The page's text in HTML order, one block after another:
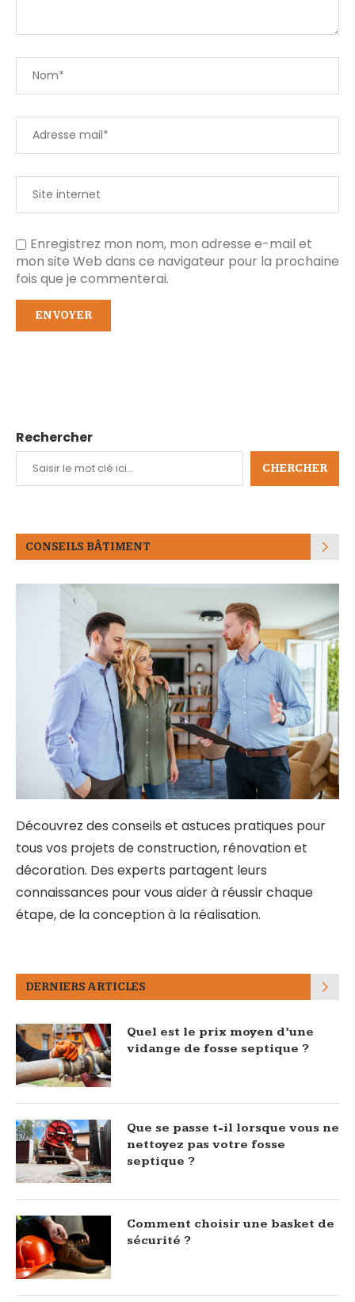
Enregistrez mon nom, mon adresse e-mail et
mon site Web dans ce navigateur pour la prochaine
fois que je commenterai.
Rechercher
CHERCHER
CONSEILS BÂTIMENT
Découvrez des conseils et astuces pratiques pour
tous vos projets de construction, rénovation et
décoration. Des experts partagent leurs
connaissances pour vous aider à réussir chaque
étape, de la conception à la réalisation.
DERNIERS ARTICLES
Quel est le prix moyen d’une
vidange de fosse septique ?
Que se passe t-il lorsque vous ne
nettoyez pas votre fosse
septique ?
Comment choisir une basket de
sécurité ?